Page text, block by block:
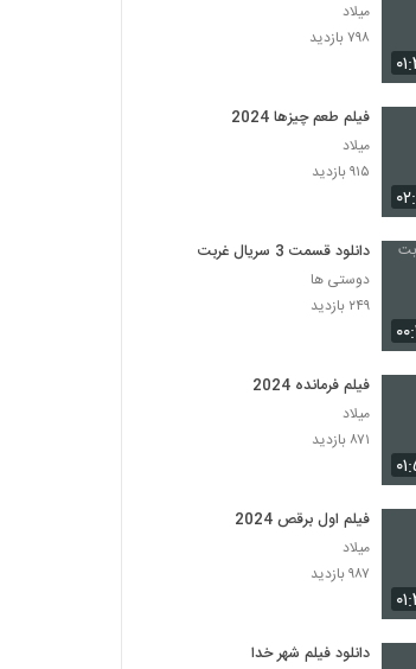
میلاد
۷۹۸ بازدید
فیلم طعم چیزها 2024
میلاد
۹۱۵ بازدید
دانلود قسمت 3 سریال غربت
دوستی ها
۲۴۹ بازدید
فیلم فرمانده 2024
میلاد
۸۷۱ بازدید
فیلم اول برقص 2024
میلاد
۹۸۷ بازدید
دانلود فیلم شهر خدا